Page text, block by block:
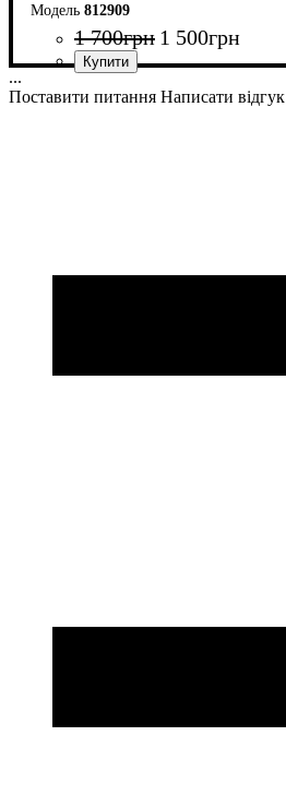
812909
1 700грн 1 500грн
...
Поставити питання Написати відгук